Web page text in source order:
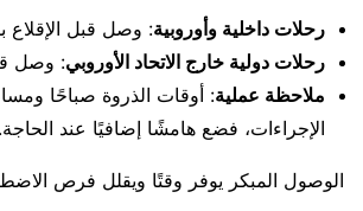
رحلات داخلية وأوروبية: وصل قبل الإقلاع
رحلات دولية خارج الاتحاد الأوروبي: وصل قبل 3
ملاحظة عملية: أوقات الذروة صباحًا
الإجراءات، فضع هامشًا إضافيًا عند الحاجة.
الوصول المبكر يوفر وقتًا ويقلل فرص